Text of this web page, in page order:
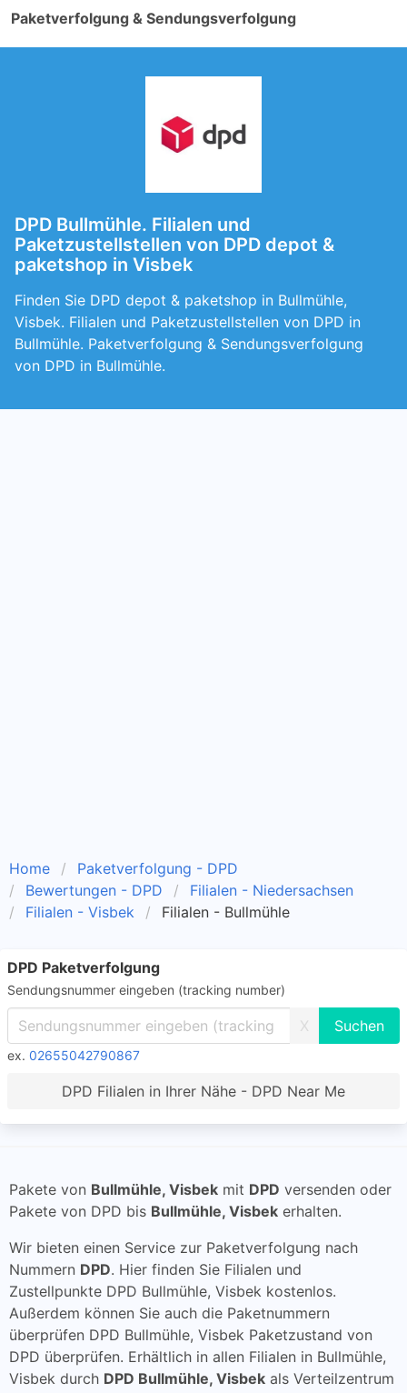
Paketverfolgung & Sendungsverfolgung
DPD Bullmühle. Filialen und
Paketzustellstellen von DPD depot &
paketshop in Visbek
Finden Sie DPD depot & paketshop in Bullmühle,
Visbek. Filialen und Paketzustellstellen von DPD in
Bullmühle. Paketverfolgung & Sendungsverfolgung
von DPD in Bullmühle.
Home
Paketverfolgung - DPD
Bewertungen - DPD
Filialen - Niedersachsen
Filialen - Visbek
Filialen - Bullmühle
DPD Paketverfolgung
Sendungsnummer eingeben (tracking number)
X
ex. 02655042790867
DPD Filialen in Ihrer Nähe - DPD Near Me
Pakete von Bullmühle, Visbek mit DPD versenden oder
Pakete von DPD bis Bullmühle, Visbek erhalten.
Wir bieten einen Service zur Paketverfolgung nach
Nummern DPD. Hier finden Sie Filialen und
Zustellpunkte DPD Bullmühle, Visbek kostenlos.
Außerdem können Sie auch die Paketnummern
überprüfen DPD Bullmühle, Visbek Paketzustand von
DPD überprüfen. Erhältlich in allen Filialen in Bullmühle,
Visbek durch DPD Bullmühle, Visbek als Verteilzentrum